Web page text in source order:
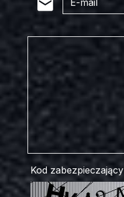
Kod zabezpieczający